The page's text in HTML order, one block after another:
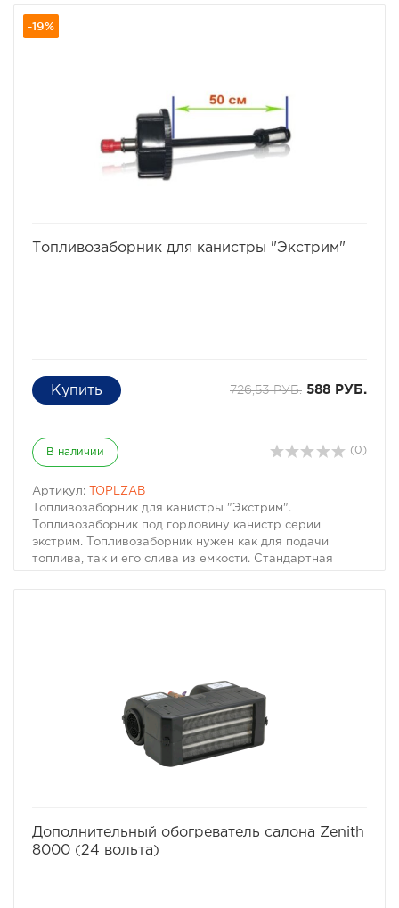
-19%
Топливозаборник для канистры "Экстрим"
726,53 РУБ. 588 РУБ.
В наличии (0)
Артикул:
TOPLZAB
Топливозаборник для канистры "Экстрим".
Топливозаборник под горловину канистр серии
экстрим. Топливозаборник нужен как для подачи
топлива, так и его слива из емкости. Стандартная
Дополнительный обогреватель салона Zenith
8000 (24 вольта)